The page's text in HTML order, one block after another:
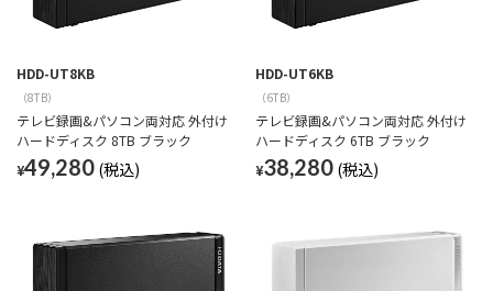
HDD-UT8KB
（8TB）
テレビ録画&パソコン両対応 外付け
ハードディスク 8TB ブラック
¥49,280
HDD-UT6KB
（6TB）
テレビ録画&パソコン両対応 外付け
ハードディスク 6TB ブラック
¥38,280